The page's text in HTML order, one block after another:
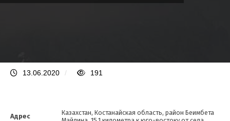
13.06.2020 / 191
Адрес
Казахстан, Костанайская область, район Беимбета